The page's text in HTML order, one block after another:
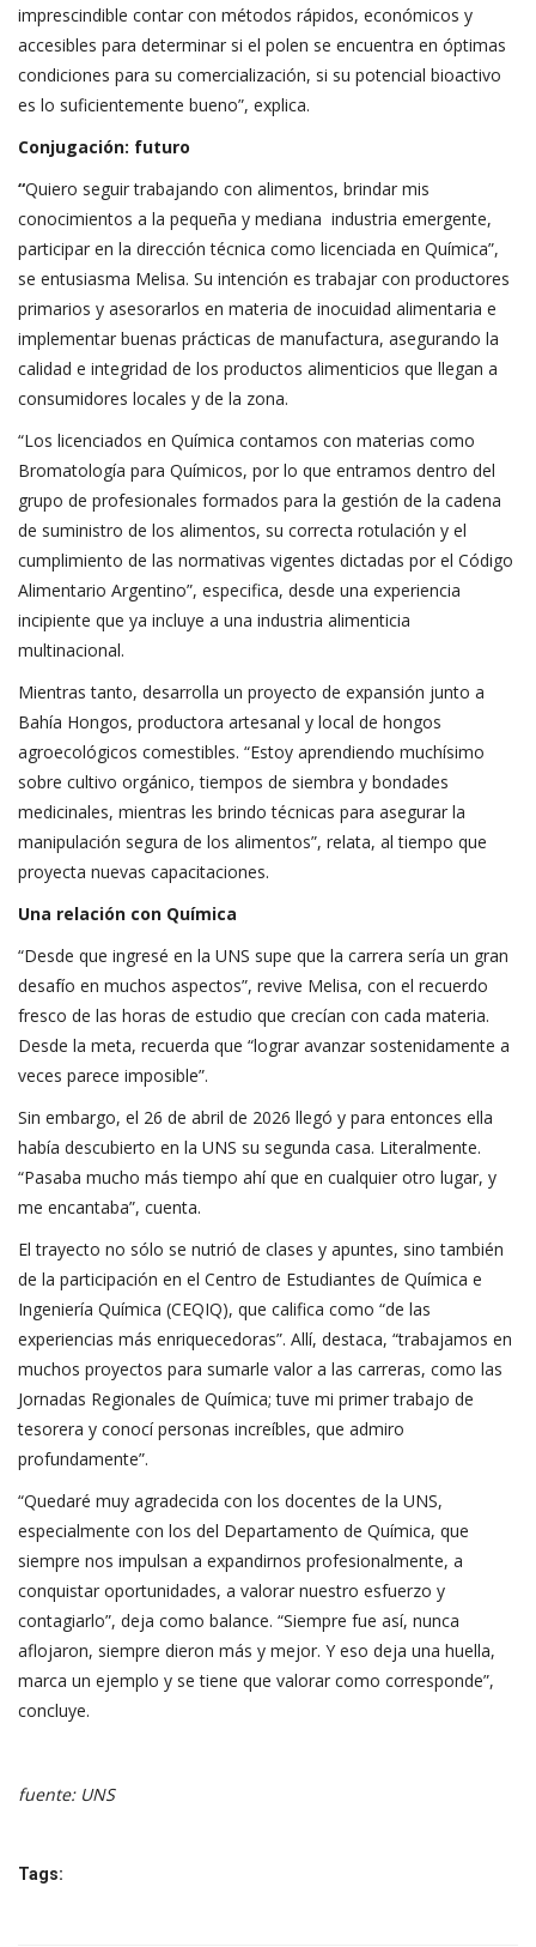
imprescindible contar con métodos rápidos, económicos y
accesibles para determinar si el polen se encuentra en óptimas
condiciones para su comercialización, si su potencial bioactivo
es lo suficientemente bueno”, explica.
Conjugación: futuro
“Quiero seguir trabajando con alimentos, brindar mis
conocimientos a la pequeña y mediana industria emergente,
participar en la dirección técnica como licenciada en Química”,
se entusiasma Melisa. Su intención es trabajar con productores
primarios y asesorarlos en materia de inocuidad alimentaria e
implementar buenas prácticas de manufactura, asegurando la
calidad e integridad de los productos alimenticios que llegan a
consumidores locales y de la zona.
“Los licenciados en Química contamos con materias como
Bromatología para Químicos, por lo que entramos dentro del
grupo de profesionales formados para la gestión de la cadena
de suministro de los alimentos, su correcta rotulación y el
cumplimiento de las normativas vigentes dictadas por el Código
Alimentario Argentino”, especifica, desde una experiencia
incipiente que ya incluye a una industria alimenticia
multinacional.
Mientras tanto, desarrolla un proyecto de expansión junto a
Bahía Hongos, productora artesanal y local de hongos
agroecológicos comestibles. “Estoy aprendiendo muchísimo
sobre cultivo orgánico, tiempos de siembra y bondades
medicinales, mientras les brindo técnicas para asegurar la
manipulación segura de los alimentos”, relata, al tiempo que
proyecta nuevas capacitaciones.
Una relación con Química
“Desde que ingresé en la UNS supe que la carrera sería un gran
desafío en muchos aspectos”, revive Melisa, con el recuerdo
fresco de las horas de estudio que crecían con cada materia.
Desde la meta, recuerda que “lograr avanzar sostenidamente a
veces parece imposible”.
Sin embargo, el 26 de abril de 2026 llegó y para entonces ella
había descubierto en la UNS su segunda casa. Literalmente.
“Pasaba mucho más tiempo ahí que en cualquier otro lugar, y
me encantaba”, cuenta.
El trayecto no sólo se nutrió de clases y apuntes, sino también
de la participación en el Centro de Estudiantes de Química e
Ingeniería Química (CEQIQ), que califica como “de las
experiencias más enriquecedoras”. Allí, destaca, “trabajamos en
muchos proyectos para sumarle valor a las carreras, como las
Jornadas Regionales de Química; tuve mi primer trabajo de
tesorera y conocí personas increíbles, que admiro
profundamente”.
“Quedaré muy agradecida con los docentes de la UNS,
especialmente con los del Departamento de Química, que
siempre nos impulsan a expandirnos profesionalmente, a
conquistar oportunidades, a valorar nuestro esfuerzo y
contagiarlo”, deja como balance. “Siempre fue así, nunca
aflojaron, siempre dieron más y mejor. Y eso deja una huella,
marca un ejemplo y se tiene que valorar como corresponde”,
concluye.
fuente: UNS
Tags: